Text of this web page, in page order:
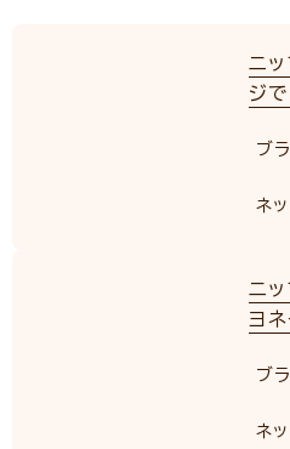
ニ
ジ
ブ
ネ
ニ
ヨ
ブ
ネ